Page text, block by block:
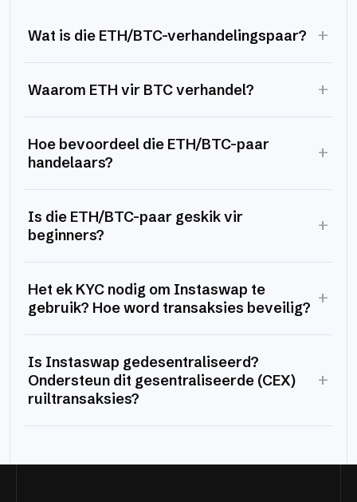
Wat is die ETH/BTC-verhandelingspaar? +
Waarom ETH vir BTC verhandel? +
Hoe bevoordeel die ETH/BTC-paar
handelaars?
+
Is die ETH/BTC-paar geskik vir
beginners?
+
Het ek KYC nodig om Instaswap te
gebruik? Hoe word transaksies beveilig? +
Is Instaswap gedesentraliseerd?
Ondersteun dit gesentraliseerde (CEX)
ruiltransaksies?
+